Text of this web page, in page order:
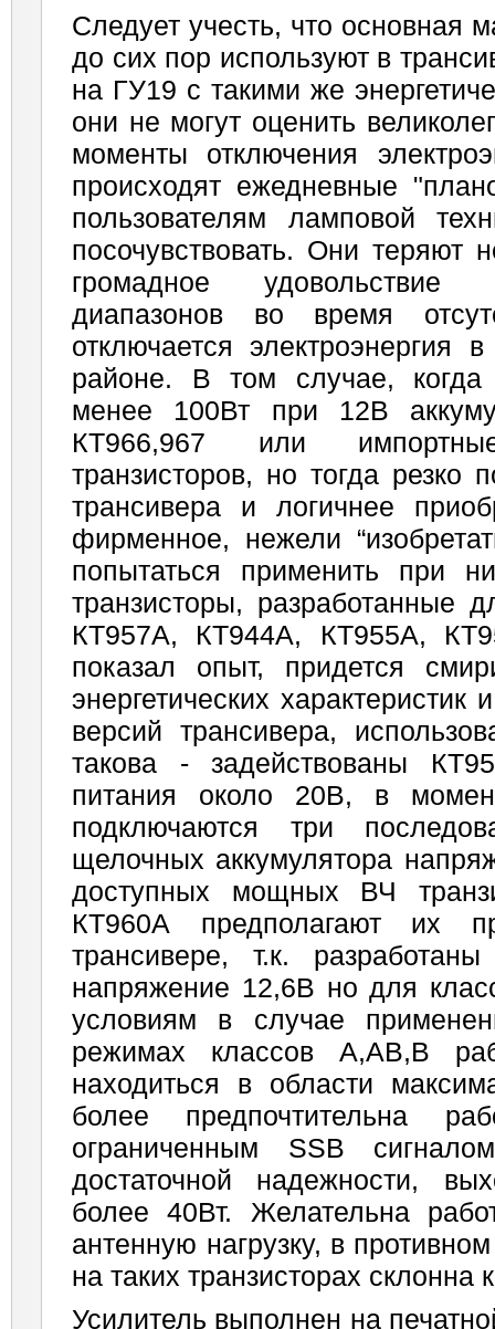
Следует учесть, что основная
до сих пор используют в
на ГУ19 с такими же
они не могут оценить
моменты отключения
происходят ежедневные
пользователям ламповой
посочувствовать. Они теряют
громадное удовольствие
диапазонов во время
отключается электроэнергия
районе. В том случае,
менее 100Вт при 12В
КТ966,967 или
транзисторов, но тогда резко
трансивера и логичнее
фирменное, нежели
попытаться применить при
транзисторы, разработанные
КТ957А, КТ944А, КТ955А,
показал опыт, придется
энергетических
версий трансивера,
такова - задействованы
питания около 20В, в
подключаются три
щелочных аккумулятора
доступных мощных ВЧ
КТ960А предполагают их
трансивере, т.к.
напряжение 12,6В но для
условиям в случае
режимах классов А,АВ,В
находиться в области
более предпочтительна
ограниченным SSB
достаточной надежности,
более 40Вт. Желательна
антенную нагрузку, в
на таких транзисторах склонна
Усилитель выполнен на